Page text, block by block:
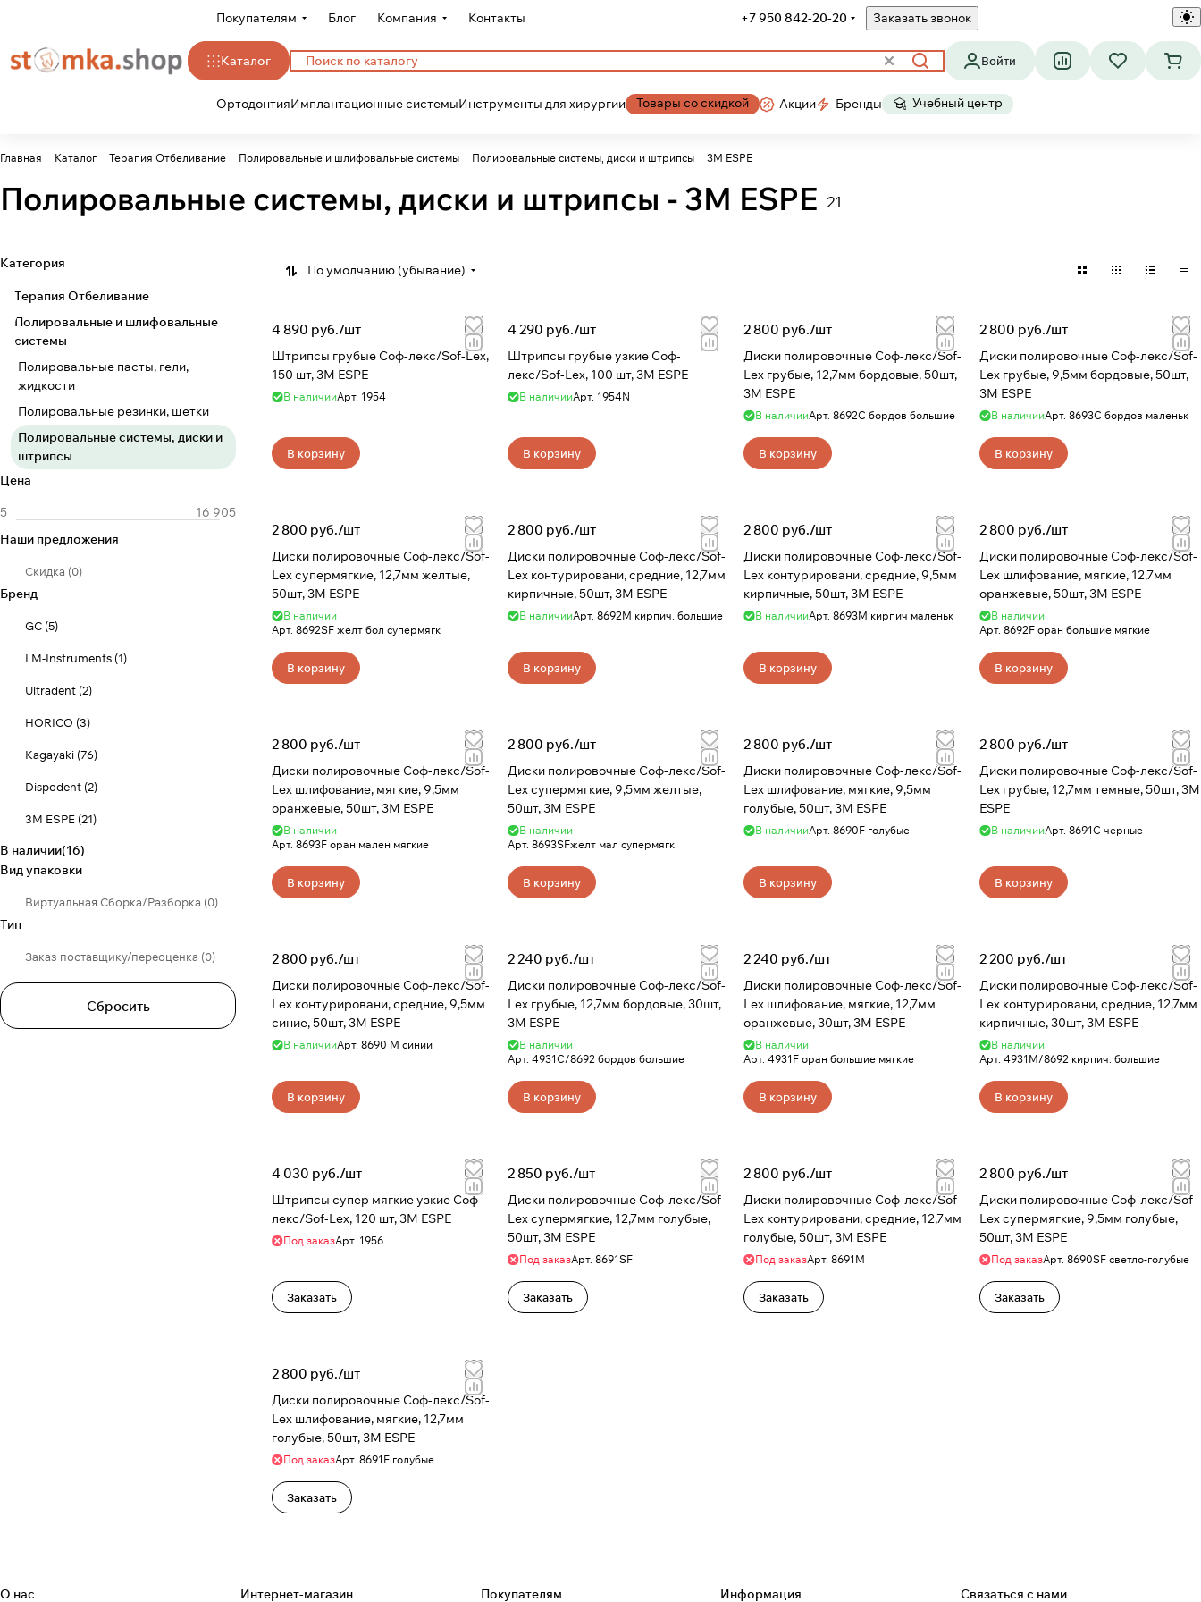
Покупателям Блог Компания Контакты +7 950 842-20-20 Заказать звонок
Каталог Войти
ОртодонтияИмплантационные системыИнструменты для хирургии Товары со скидкой Акции Бренды Учебный центр
Главная Каталог Терапия Отбеливание Полировальные и шлифовальные системы Полировальные системы, диски и штрипсы 3M ESPE
Полировальные системы, диски и штрипсы - 3M ESPE 21
По умолчанию (убывание)
4 890 руб./шт
Штрипсы грубые Соф-лекс/Sof-Lex,
150 шт, 3M ESPE
В наличииАрт. 1954
В корзину
4 290 руб./шт
Штрипсы грубые узкие Соф-
лекс/Sof-Lex, 100 шт, 3M ESPE
В наличииАрт. 1954N
В корзину
2 800 руб./шт
Диски полировочные Соф-лекс/Sof-
Lex грубые, 12,7мм бордовые, 50шт,
3M ESPE
В наличииАрт. 8692С бордов большие
В корзину
2 800 руб./шт
Диски полировочные Соф-лекс/Sof-
Lex грубые, 9,5мм бордовые, 50шт,
3M ESPE
В наличииАрт. 8693С бордов маленьк
В корзину
2 800 руб./шт
Диски полировочные Соф-лекс/Sof-
Lex супермягкие, 12,7мм желтые,
50шт, 3M ESPE
В наличии
Арт. 8692SF желт бол супермягк
В корзину
2 800 руб./шт
Диски полировочные Соф-лекс/Sof-
Lex контурировани, средние, 12,7мм
кирпичные, 50шт, 3M ESPE
В наличииАрт. 8692М кирпич. большие
В корзину
2 800 руб./шт
Диски полировочные Соф-лекс/Sof-
Lex контурировани, средние, 9,5мм
кирпичные, 50шт, 3M ESPE
В наличииАрт. 8693М кирпич маленьк
В корзину
2 800 руб./шт
Диски полировочные Соф-лекс/Sof-
Lex шлифование, мягкие, 12,7мм
оранжевые, 50шт, 3M ESPE
В наличии
Арт. 8692F оран большие мягкие
В корзину
2 800 руб./шт
Диски полировочные Соф-лекс/Sof-
Lex шлифование, мягкие, 9,5мм
оранжевые, 50шт, 3M ESPE
В наличии
Арт. 8693F оран мален мягкие
В корзину
2 800 руб./шт
Диски полировочные Соф-лекс/Sof-
Lex супермягкие, 9,5мм желтые,
50шт, 3M ESPE
В наличии
Арт. 8693SFжелт мал супермягк
В корзину
2 800 руб./шт
Диски полировочные Соф-лекс/Sof-
Lex шлифование, мягкие, 9,5мм
голубые, 50шт, 3M ESPE
В наличииАрт. 8690F голубые
В корзину
2 800 руб./шт
Диски полировочные Соф-лекс/Sof-
Lex грубые, 12,7мм темные, 50шт, 3M
ESPE
В наличииАрт. 8691С черные
В корзину
2 800 руб./шт
Диски полировочные Соф-лекс/Sof-
Lex контурировани, средние, 9,5мм
синие, 50шт, 3M ESPE
В наличииАрт. 8690 М синии
В корзину
2 240 руб./шт
Диски полировочные Соф-лекс/Sof-
Lex грубые, 12,7мм бордовые, 30шт,
3M ESPE
В наличии
Арт. 4931С/8692 бордов большие
В корзину
2 240 руб./шт
Диски полировочные Соф-лекс/Sof-
Lex шлифование, мягкие, 12,7мм
оранжевые, 30шт, 3M ESPE
В наличии
Арт. 4931F оран большие мягкие
В корзину
2 200 руб./шт
Диски полировочные Соф-лекс/Sof-
Lex контурировани, средние, 12,7мм
кирпичные, 30шт, 3M ESPE
В наличии
Арт. 4931М/8692 кирпич. большие
В корзину
4 030 руб./шт
Штрипсы супер мягкие узкие Соф-
лекс/Sof-Lex, 120 шт, 3M ESPE
Под заказАрт. 1956
Заказать
2 850 руб./шт
Диски полировочные Соф-лекс/Sof-
Lex супермягкие, 12,7мм голубые,
50шт, 3M ESPE
Под заказАрт. 8691SF
Заказать
2 800 руб./шт
Диски полировочные Соф-лекс/Sof-
Lex контурировани, средние, 12,7мм
голубые, 50шт, 3M ESPE
Под заказАрт. 8691М
Заказать
2 800 руб./шт
Диски полировочные Соф-лекс/Sof-
Lex супермягкие, 9,5мм голубые,
50шт, 3M ESPE
Под заказАрт. 8690SF светло-голубые
Заказать
2 800 руб./шт
Диски полировочные Соф-лекс/Sof-
Lex шлифование, мягкие, 12,7мм
голубые, 50шт, 3M ESPE
Под заказАрт. 8691F голубые
Заказать
Категория
Терапия Отбеливание
Полировальные и шлифовальные
системы
Полировальные пасты, гели,
жидкости
Полировальные резинки, щетки
Полировальные системы, диски и
штрипсы
Цена
Наши предложения
Скидка (0)
Бренд
GC (5)
LM-Instruments (1)
Ultradent (2)
HORICO (3)
Kagayaki (76)
Dispodent (2)
3M ESPE (21)
Kerr(34)
Kulzer GmbH(6)
В наличии(16)
Вид упаковки
Виртуальная Сборка/Разборка (0)
Тип
Заказ поставщику/переоценка (0)
Сбросить
О нас Интернет-магазин Покупателям Информация Связаться с нами